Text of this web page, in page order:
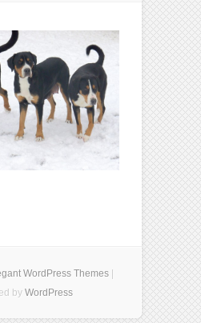
WordPress Themes
by WordPress